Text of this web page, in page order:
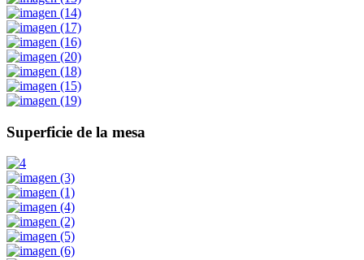
Superficie de la mesa